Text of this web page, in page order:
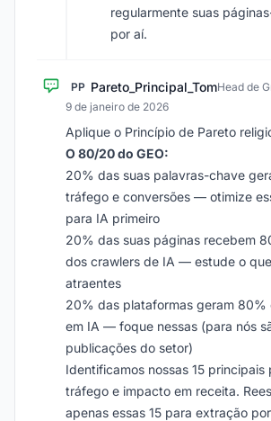
regularmente suas
por aí.
PP Pareto_Principal_TomHead de
9 de janeiro de 2026
Aplique o Princípio de Pareto
O 80/20 do GEO:
20% das suas palavras-chave
tráfego e conversões — otimize
para IA primeiro
20% das suas páginas recebem
dos crawlers de IA — estude o
atraentes
20% das plataformas geram 80%
em IA — foque nessas (para nós
publicações do setor)
Identificamos nossas 15 principais
tráfego e impacto em receita.
apenas essas 15 para extração